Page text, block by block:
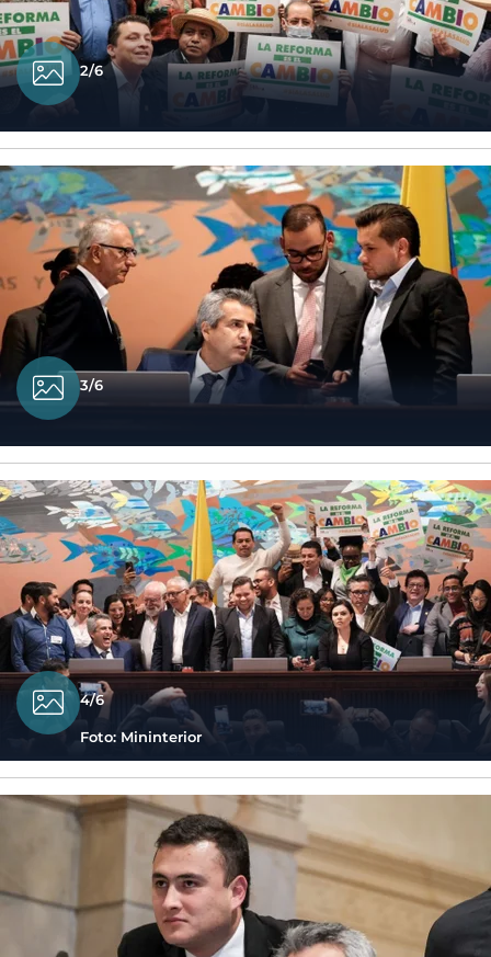
2/6
3/6
4/6
Foto: Mininterior